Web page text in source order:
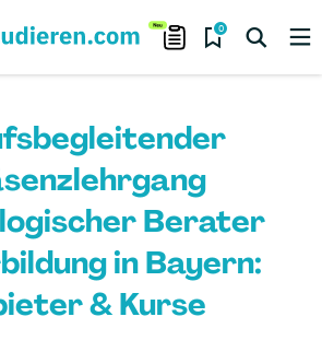
0
Berater
in Bayern:
& Kurse